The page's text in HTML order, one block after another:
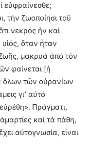
εὐφραίνεσθε;
τήν ζωοποίησι τοῦ
νεκρός ἦν καί
ὅταν ἦταν
μακρυά ἀπό τόν
φαίνεται [ἡ
ὅλων τῶν οὐρανίων
γι’ αὐτό
Πράγματι,
καί τά πάθη,
αὐτογνωσία, εἶναι